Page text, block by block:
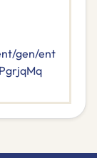
gen/ent